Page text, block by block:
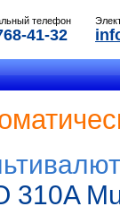
телефон
41-32
310A